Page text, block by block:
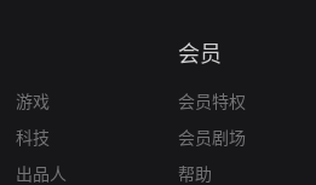
游戏
科技
出品人
会员
会员特权
会员剧场
帮助